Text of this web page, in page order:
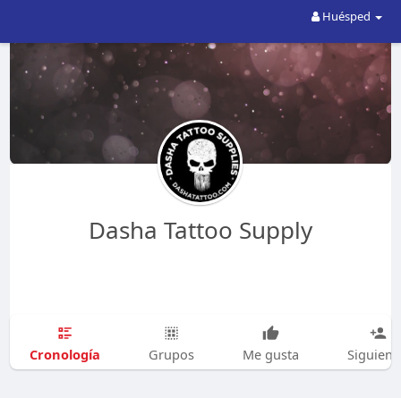
Huésped
Dasha Tattoo Supply
Cronología Grupos Me gusta